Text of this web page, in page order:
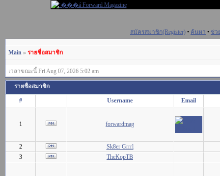
สมัครสมาชิก(Register) • ค้นหา • ช่ว
Main » รายชื่อสมาชิก
เวลาขณะนี้ Fri Aug 07, 2026 5:02 am
รายชื่อสมาชิก
# Username Email
1 forwardmag
2
Sk8er Grrrl
3
TheKopTB